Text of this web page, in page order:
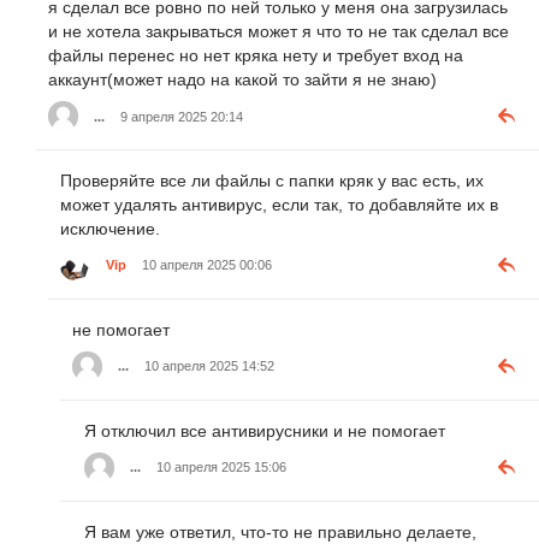
я сделал все ровно по ней только у меня она загрузилась
и не хотела закрываться может я что то не так сделал все
файлы перенес но нет кряка нету и требует вход на
аккаунт(может надо на какой то зайти я не знаю)
... 9 апреля 2025 20:14
Проверяйте все ли файлы с папки кряк у вас есть, их
может удалять антивирус, если так, то добавляйте их в
исключение.
Vip 10 апреля 2025 00:06
не помогает
... 10 апреля 2025 14:52
Я отключил все антивирусники и не помогает
... 10 апреля 2025 15:06
Я вам уже ответил, что-то не правильно делаете,